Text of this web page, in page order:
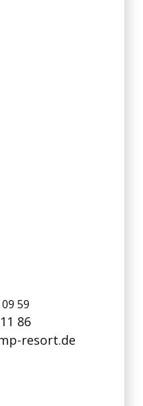
59
86
resort.de